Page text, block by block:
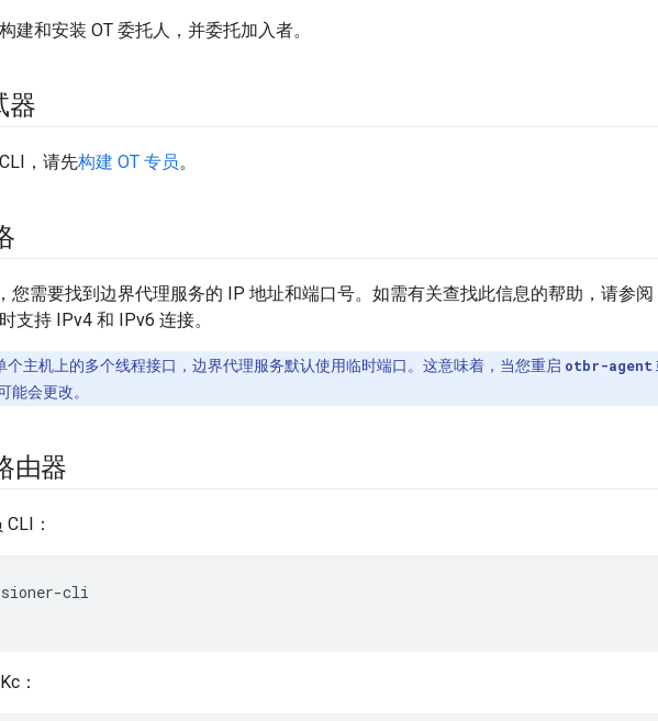
建和安装 OT 委托人，并委托加入者。
器
，请先构建 OT 专员。
您需要找到边界代理服务的 IP 地址和端口号。如需有关查找此信息的帮助，请参阅
支持 IPv4 和 IPv6 连接。
个主机上的多个线程接口，边界代理服务默认使用临时端口。这意味着，当您重启 otbr-agent
能会更改。
由器
：
cli
：